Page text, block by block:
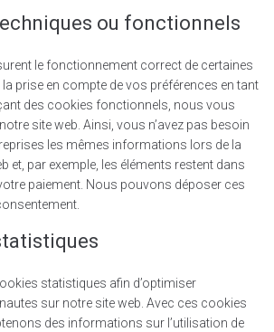
ou fonctionnels
le fonctionnement correct de certaines
prise en compte de vos préférences en tant
des cookies fonctionnels, nous vous
site web. Ainsi, vous n’avez pas besoin
les mêmes informations lors de la
et, par exemple, les éléments restent dans
paiement. Nous pouvons déposer ces
statistiques afin d’optimiser
sur notre site web. Avec ces cookies
des informations sur l’utilisation de